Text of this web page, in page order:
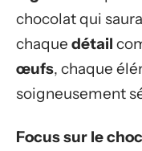
chocolat qui
chaque détail
œufs, chaque
soigneusement
Focus sur le